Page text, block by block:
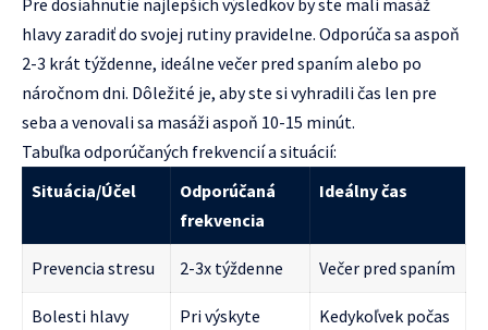
hlavy zaradiť do svojej rutiny pravidelne. Odporúča sa aspoň
2-3 krát týždenne, ideálne večer pred spaním alebo po
náročnom dni. Dôležité je, aby ste si vyhradili čas len pre
seba a venovali sa masáži aspoň 10-15 minút.
Tabuľka odporúčaných frekvencií a situácií:
Situácia/Účel
Odporúčaná
frekvencia
Ideálny čas
Prevencia stresu 2-3x týždenne Večer pred spaním
Bolesti hlavy
Pri výskyte
Kedykoľvek počas